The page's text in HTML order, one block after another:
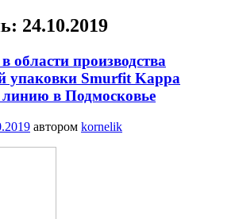
24.10.2019
области производства
упаковки Smurfit Kappa
линию в Подмосковье
автором kornelik